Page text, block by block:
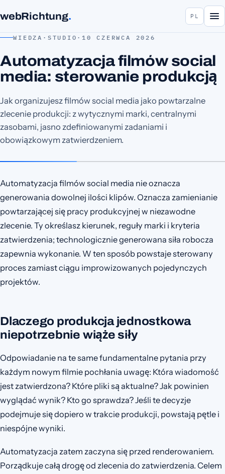
webRichtung. PL
WIEDZA · STUDIO ·10 CZERWCA 2026
Automatyzacja filmów social
media: sterowanie produkcją
Jak organizujesz filmów social media jako powtarzalne
zlecenie produkcji: z wytycznymi marki, centralnymi
zasobami, jasno zdefiniowanymi zadaniami i
obowiązkowym zatwierdzeniem.
Automatyzacja filmów social media nie oznacza
generowania dowolnej ilości klipów. Oznacza zamienianie
powtarzającej się pracy produkcyjnej w niezawodne
zlecenie. Ty określasz kierunek, reguły marki i kryteria
zatwierdzenia; technologicznie generowana siła robocza
zapewnia wykonanie. W ten sposób powstaje sterowany
proces zamiast ciągu improwizowanych pojedynczych
projektów.
Dlaczego produkcja jednostkowa
niepotrzebnie wiąże siły
Odpowiadanie na te same fundamentalne pytania przy
każdym nowym filmie pochłania uwagę: Która wiadomość
jest zatwierdzona? Które pliki są aktualne? Jak powinien
wyglądać wynik? Kto go sprawdza? Jeśli te decyzje
podejmuje się dopiero w trakcie produkcji, powstają pętle i
niespójne wyniki.
Automatyzacja zatem zaczyna się przed renderowaniem.
Porządkuje całą drogę od zlecenia do zatwierdzenia. Celem